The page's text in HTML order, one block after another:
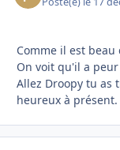
Comme il est beau
On voit qu'il a
Allez Droopy tu as
heureux à présent.